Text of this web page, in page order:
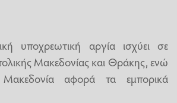
υποχρεωτική αργία ισχύει σε
Μακεδονίας και Θράκης, ενώ
αφορά τα εμπορικά